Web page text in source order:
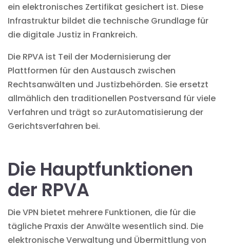
ein elektronisches Zertifikat gesichert ist. Diese
Infrastruktur bildet die technische Grundlage für
die digitale Justiz in Frankreich.
Die RPVA ist Teil der Modernisierung der
Plattformen für den Austausch zwischen
Rechtsanwälten und Justizbehörden. Sie ersetzt
allmählich den traditionellen Postversand für viele
Verfahren und trägt so zurAutomatisierung der
Gerichtsverfahren bei.
Die Hauptfunktionen
der RPVA
Die VPN bietet mehrere Funktionen, die für die
tägliche Praxis der Anwälte wesentlich sind. Die
elektronische Verwaltung und Übermittlung von